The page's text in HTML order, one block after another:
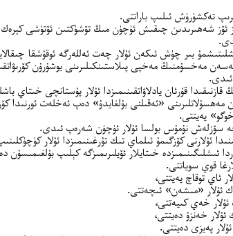
تەكشۈرۈش ئىلىپ باراتتى.
ئۆز شەھىرىدىن چىقىش ئۈچۈن مىڭ تۆشۈكتىن ئۆتۈشى كېرەك
بىر چۈش ئىكەن ئۇلار چەت ئەللەرگە ئوقۇشقا
مەخسۇمنىڭ مەخپى پىلاستىنكىلىرىنى يوشۇرۇن
ئىدى.
قازنىقىدا قۇرئان يادلاۋاتقىنىمىزدا ئۇلار پۇستانچى خىتاي
مەھسۇلاتلىرىنى «ئەقىلنى بۇلغايدۇ» دەپ ئەخلەت ئورنىدا
يەيتتى.
سۆزلەش نۇمۇس بولسا ئۇلار ئۈچۈن شەرەپ ئىدى.
ئۇلارنى كۆزگىمۇ ئىلماي تىك تۇرغىنىمىزدا ئۇلار
ئىشلىگىنىمىزدە خىتايلار ئۆيلىرىمىزگە كېلىپ
قوي سوياتتى.
ئاي توقاچ يەيتتى،
ئۇلار «مىشەن» ئىچەتتى.
خەي كىيەتتى،
خەنزۇ دەيتتى،
پەيزى دەيتتى.